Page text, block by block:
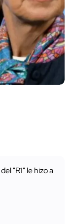
"R1" le hizo a